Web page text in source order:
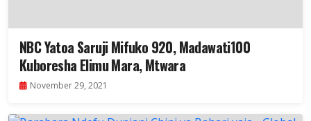
NBC Yatoa Saruji Mifuko 920, Madawati100
Kuboresha Elimu Mara, Mtwara
November 29, 2021